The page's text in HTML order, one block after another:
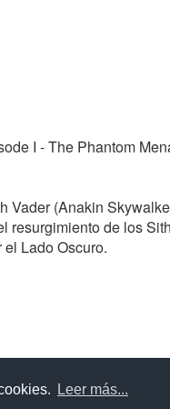
Leer más...
I - The Phantom
Vader (Anakin
resurgimiento de los
Lado Oscuro.
Aviso legal